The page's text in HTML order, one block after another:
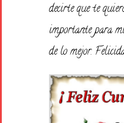
decirte que te
importante para
de lo mejor.